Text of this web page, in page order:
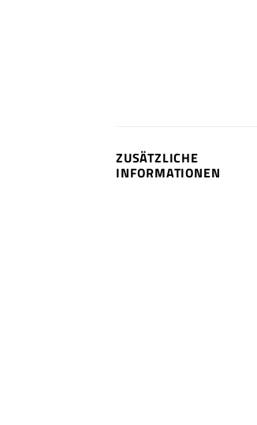
ZUSÄTZLICHE
INFORMATIONEN